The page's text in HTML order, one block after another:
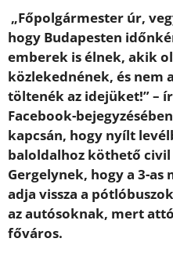
„Főpolgármester úr,
hogy Budapesten
emberek is élnek, akik
közlekednének, és nem
töltenék az idejüket!” –
Facebook-
kapcsán, hogy nyílt
baloldalhoz köthető civil
Gergelynek, hogy a 3-
adja vissza a
az autósoknak, mert
főváros.